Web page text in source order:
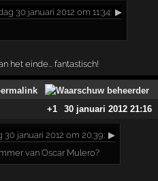
30 januari 2012 om 11:34: ▶
het einde... fantastisch!
+1
30 januari 2012 21:16
30 januari 2012 om 20:39: ▶
van Oscar Mulero?